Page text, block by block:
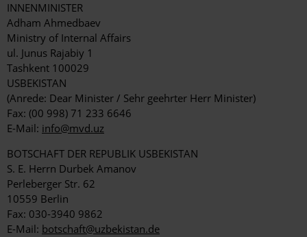
INNENMINISTER
Adham Ahmedbaev
Ministry of Internal Affairs
ul. Junus Rajabiy 1
Tashkent 100029
USBEKISTAN
(Anrede: Dear Minister / Sehr geehrter Herr Minister)
Fax: (00 998) 71 233 6646
E-Mail: info@mvd.uz
BOTSCHAFT DER REPUBLIK USBEKISTAN
S. E. Herrn Durbek Amanov
Perleberger Str. 62
10559 Berlin
Fax: 030-3940 9862
E-Mail: botschaft@uzbekistan.de